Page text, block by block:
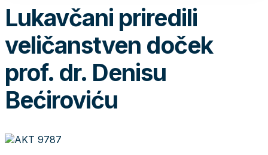
Lukavčani priredili
veličanstven doček
prof. dr. Denisu
Bećiroviću